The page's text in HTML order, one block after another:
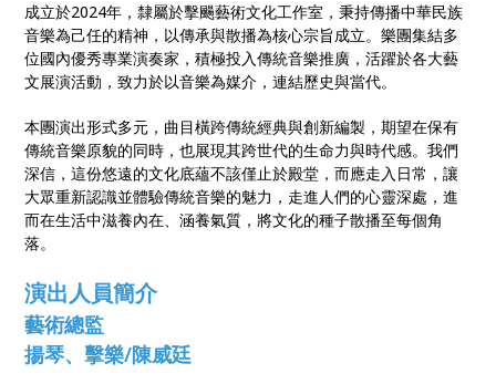
成立於2024年，隸屬於擊颺藝術文化工作室，秉持傳播中華民族
音樂為己任的精神，以傳承與散播為核心宗旨成立。樂團集結多
位國內優秀專業演奏家，積極投入傳統音樂推廣，活躍於各大藝
文展演活動，致力於以音樂為媒介，連結歷史與當代。
本團演出形式多元，曲目橫跨傳統經典與創新編製，期望在保有
傳統音樂原貌的同時，也展現其跨世代的生命力與時代感。我們
深信，這份悠遠的文化底蘊不該僅止於殿堂，而應走入日常，讓
大眾重新認識並體驗傳統音樂的魅力，走進人們的心靈深處，進
而在生活中滋養內在、涵養氣質，將文化的種子散播至每個角
落。
演出人員簡介
藝術總監
揚琴、 擊樂/陳威廷